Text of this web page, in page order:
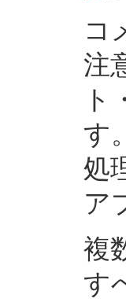
コ
注
ト
す
処
ア
複
す